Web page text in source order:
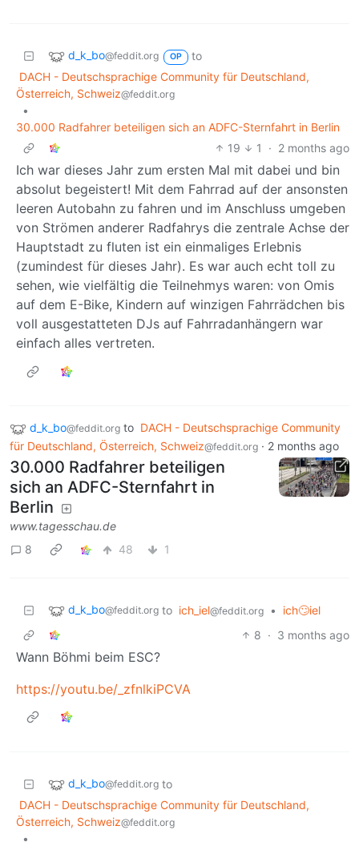
d_k_bo@feddit.org OP
to
DACH - Deutschsprachige Community für Deutschland,
Österreich, Schweiz@feddit.org
•
30.000 Radfahrer beteiligen sich an ADFC-Sternfahrt in Berlin
19
1 · 2 months ago
Ich war dieses Jahr zum ersten Mal mit dabei und bin
absolut begeistert! Mit dem Fahrrad auf der ansonsten
leeren Autobahn zu fahren und im Anschluss umgeben
von Strömen anderer Radfahrys die zentrale Achse der
Hauptstadt zu fluten ist ein einmaliges Erlebnis
(zumindest für dieses Jahr). Es war auch echt toll zu
sehen, wie vielfältig die Teilnehmys waren: von Omis
auf dem E-Bike, Kindern auf winzigen Fahrrädchen bis
voll ausgestatteten DJs auf Fahrradanhängern war
einfach alles vertreten.
d_k_bo@feddit.org to DACH - Deutschsprachige Community
für Deutschland, Österreich, Schweiz@feddit.org · 2 months ago
30.000 Radfahrer beteiligen
sich an ADFC-Sternfahrt in
Berlin
www.tagesschau.de
8
48 1
d_k_bo@feddit.org to ich_iel@feddit.org •
ich🙄iel
8 · 3 months ago
Wann Böhmi beim ESC?
https://youtu.be/_zfnlkiPCVA
d_k_bo@feddit.org to
DACH - Deutschsprachige Community für Deutschland,
Österreich, Schweiz@feddit.org
•